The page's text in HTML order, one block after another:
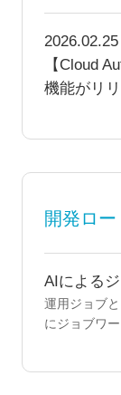
2026.02.25
【Cloud
機能がリ
開発ロ
AIによる
運用ジョブ
にジョブワ